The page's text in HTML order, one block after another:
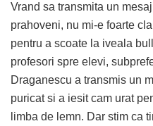
Vrand sa transmita un
prahoveni, nu mi-e foarte
pentru a scoate la iveala
profesori spre elevi,
Draganescu a transmis un
puricat si a iesit cam urat
limba de lemn. Dar stim ca